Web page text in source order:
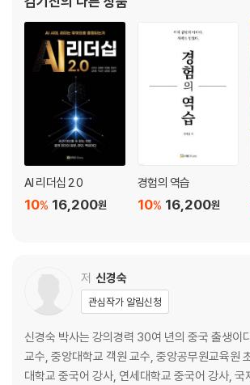
· 이
책은 당신을 위해 출간 되었다.
· AI 시대에 리더십의 방향을 다시 잡아야 하는 임원
· 성과 압박과 사람 문제 사이에서 흔들리는 본부장·
· 조직의 갈등·신뢰·협업 문제를 구조적으로 해결
· 임원·리더 대상
교육·워크숍·코칭 콘텐츠를 찾는 HR 담당자
낯선
내일 앞에서도, 나는 다시 걸어간다
PART 2. 직함이 흔들려도, 나는 무너지지 않는다
끝까지 지켜준 것은 타이틀이 아니라 경험이었다
명함이
사라졌을 때, 무엇이 남았는가
커리어는
끝난 게 아니라, 다시 이어지고 있었다
AI 리더십 2.0
16,200원
10%
경험의 역습
16,200원
10%
저 신경숙
관심작가 알림신청
신경숙 박사는 강의경력 30여 년의 중국 출생이
교수, 중앙대학교 객원 교수, 중앙공무원교육원
대학교 중국어 강사, 연세대학교 중국어 강사, 국